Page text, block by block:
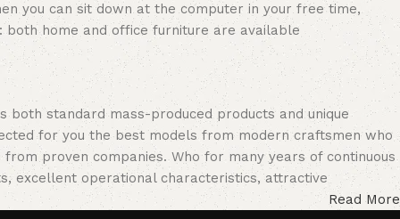
you can sit down at the computer in your free time,
home and office furniture are available.
standard mass-produced products and unique
for you the best models from modern craftsmen who
proven companies. Who for many years of continuous
excellent operational characteristics, attractive
Read More